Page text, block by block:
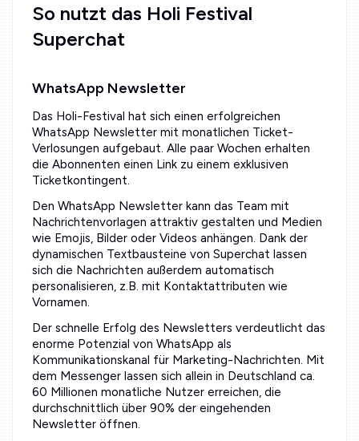
So nutzt das Holi Festival
Superchat
WhatsApp Newsletter
Das Holi-Festival hat sich einen erfolgreichen
WhatsApp Newsletter mit monatlichen Ticket-
Verlosungen aufgebaut. Alle paar Wochen erhalten
die Abonnenten einen Link zu einem exklusiven
Ticketkontingent.
Den WhatsApp Newsletter kann das Team mit
Nachrichtenvorlagen attraktiv gestalten und Medien
wie Emojis, Bilder oder Videos anhängen. Dank der
dynamischen Textbausteine von Superchat lassen
sich die Nachrichten außerdem automatisch
personalisieren, z.B. mit Kontaktattributen wie
Vornamen.
Der schnelle Erfolg des Newsletters verdeutlicht das
enorme Potenzial von WhatsApp als
Kommunikationskanal für Marketing-Nachrichten. Mit
dem Messenger lassen sich allein in Deutschland ca.
60 Millionen monatliche Nutzer erreichen, die
durchschnittlich über 90% der eingehenden
Newsletter öffnen.